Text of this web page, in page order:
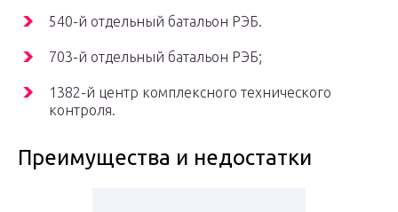
540-й отдельный батальон РЭБ.
703-й отдельный батальон РЭБ;
1382-й центр комплексного технического
контроля.
Преимущества и недостатки